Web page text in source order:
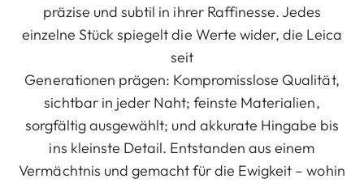
präzise und subtil in ihrer Raffinesse. Jedes
einzelne Stück spiegelt die Werte wider, die Leica
seit
Generationen prägen: Kompromisslose Qualität,
sichtbar in jeder Naht; feinste Materialien,
sorgfältig ausgewählt; und akkurate Hingabe bis
ins kleinste Detail. Entstanden aus einem
Vermächtnis und gemacht für die Ewigkeit – wohin